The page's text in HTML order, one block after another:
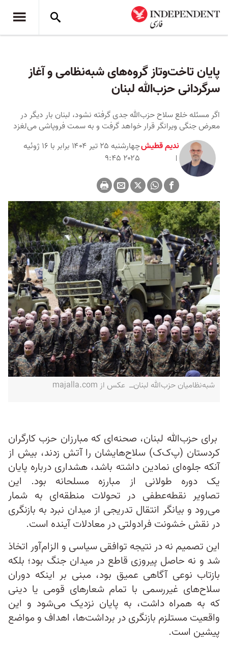
پایان تاخت‌وتاز گروه‌های شبه‌نظامی و آغاز
سرگردانی حزب‌الله لبنان
اگر مسئله خلع سلاح حزب‌الله جدی گرفته نشود، لبنان بار دیگر در
معرض جنگی ویرانگر قرار خواهد گرفت و به سمت فروپاشی می‌لغزد
ندیم قطیش
چهارشنبه ۲۵ تیر ۱۴۰۴ برابر با ۱۶ ژوئیه
۲۰۲۵ ۹:۴۵
شبه‌نظامیان حزب‌الله لبنان‌ــ عکس از majalla.com
برای حزب‌الله لبنان، صحنه‌ای که مبارزان حزب کارگران
کردستان (پ‌ک‌ک) سلاح‌هایشان را آتش زدند، بیش از
آنکه جلوه‌ای نمادین داشته باشد، هشداری درباره پایان
یک دوره طولانی از مبارزه مسلحانه بود. این
تصاویر نقطه‌عطفی در تحولات منطقه‌ای به شمار
می‌رود و بیانگر انتقال تدریجی از میدان نبرد به بازنگری
در نقش خشونت فرادولتی در معادلات آینده است.
این تصمیم نه در نتیجه توافقی سیاسی و الزام‌آور اتخاذ
شد و نه حاصل پیروزی قاطع در میدان جنگ بود؛ بلکه
بازتاب نوعی آگاهی عمیق بود، مبنی بر اینکه دوران
سلاح‌های غیررسمی با تمام شعارهای قومی یا دینی
که به همراه داشت، به پایان نزدیک می‌شود و این
واقعیت مستلزم بازنگری در برداشت‌ها، اهداف و مواضع
پیشین است.